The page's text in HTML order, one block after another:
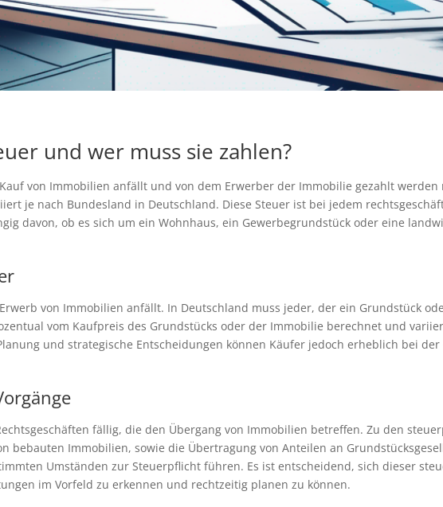
und wer muss sie zahlen?
von Immobilien anfällt und von dem Erwerber der Immobilie gezahlt werden
je nach Bundesland in Deutschland. Diese Steuer ist bei jedem
davon, ob es sich um ein Wohnhaus, ein Gewerbegrundstück oder eine
von Immobilien anfällt. In Deutschland muss jeder, der ein Grundstück
vom Kaufpreis des Grundstücks oder der Immobilie berechnet und
und strategische Entscheidungen können Käufer jedoch erheblich bei
fällig, die den Übergang von Immobilien betreffen. Zu den
bebauten Immobilien, sowie die Übertragung von Anteilen an
Umständen zur Steuerpflicht führen. Es ist entscheidend, sich dieser
im Vorfeld zu erkennen und rechtzeitig planen zu können.